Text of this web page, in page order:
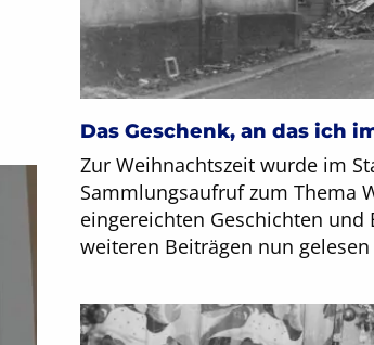
Das Geschenk, an das ich
Zur Weihnachtszeit wurde im
Sammlungsaufruf zum Thema
eingereichten Geschichten
weiteren Beiträgen nun